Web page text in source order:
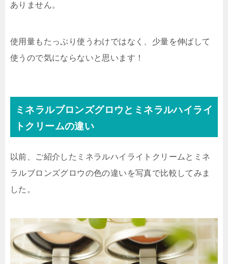
ありません。
使用量もたっぷり使うわけではなく、少量を伸ばして
使うので気にならないと思います！
ミネラルブロンズグロウとミネラルハイライ
トクリームの違い
以前、ご紹介したミネラルハイライトクリームとミネ
ラルブロンズグロウの色の違いを写真で比較してみま
した。